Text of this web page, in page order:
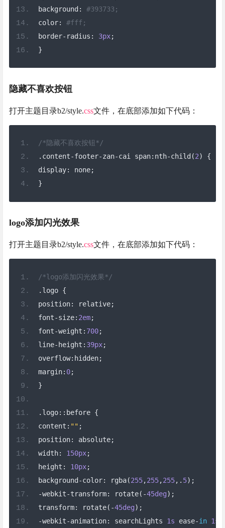
background :
#393733;
color:
#fff;
border- radius : 3px;
}
隐藏不喜欢按钮
打开主题目录b2/style.css文件，在底部添加如下代码：
/*隐藏不喜欢按钮*/
. content-footer-zan-cai span: nth-child (2)
{
display: none;
}
logo添加闪光效果
打开主题目录b2/style.css文件，在底部添加如下代码：
/*logo添加闪光效果*/
. logo {
position: relative;
font-size: 2em;
font-weight : 700;
line- height : 39px;
overflow: hidden;
margin: 0;
}
. logo:: before {
content : "" ;
position: absolute;
width: 150px;
height : 10px;
background -color: rgba(255,255,255,. 5);
-webkit-transform: rotate(-45deg);
transform: rotate(-45deg);
-webkit-animation: searchLights 1s ease-in 1s